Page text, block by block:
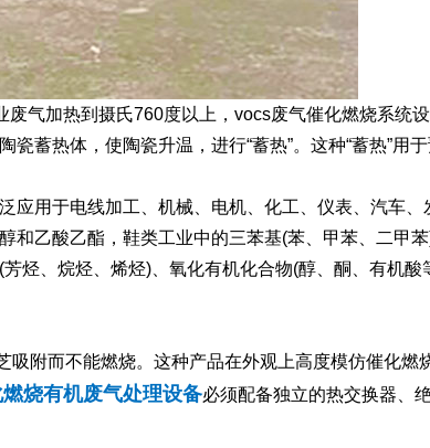
加热到摄氏760度以上，vocs废气催化燃烧系统
蓄热体，使陶瓷升温，进行“蓄热”。这种“蓄热”用
用于电线加工、机械、电机、化工、仪表、汽车、
乙酸乙酯，鞋类工业中的三苯基(苯、甲苯、二甲
烃、烷烃、烯烃)、氧化有机化合物(醇、酮、有机
而不能燃烧。这种产品在外观上高度模仿催化燃
烧有机废气处理设备必须配备独立的热交换器、